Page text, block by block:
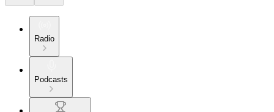
Radio
Podcasts